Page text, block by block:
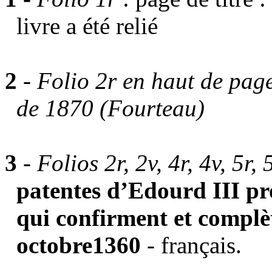
livre a été relié
2 - Folio 2r en haut de
de 1870 (Fourteau)
3 - Folios 2r, 2v, 4r, 4v, 5r,
patentes d’Edourd III
qui confirment et
octobre1360 - français.